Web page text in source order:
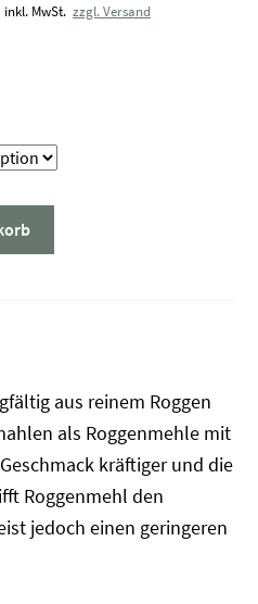
inkl. MwSt. zzgl. Versand
aus reinem Roggen
als Roggenmehle mit
kräftiger und die
Roggenmehl den
jedoch einen geringeren